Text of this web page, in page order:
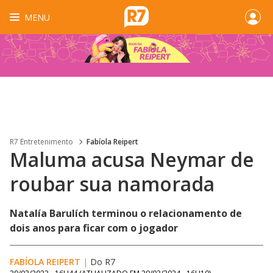
MENU
R7 Entretenimento Fabíola Reipert
Maluma acusa Neymar de
roubar sua namorada
Natalía Barulích terminou o relacionamento de
dois anos para ficar com o jogador
FABÍOLA REIPERT | Do R7